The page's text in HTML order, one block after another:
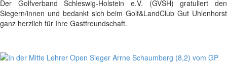
Der Golfverband Schleswig-Holstein e.V. (GVSH) gratuliert den
Siegern/innen und bedankt sich beim Golf&LandClub Gut Uhlenhorst
ganz herzlich für Ihre Gastfreundschaft.